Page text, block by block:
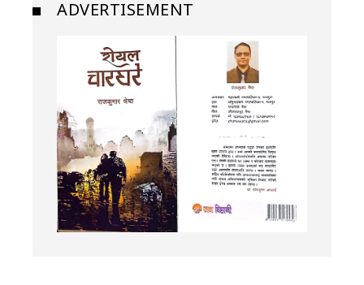
ADVERTISEMENT